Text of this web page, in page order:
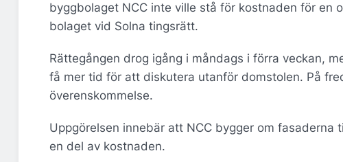
byggbolaget NCC inte ville stå för kostnaden för en
bolaget vid Solna tingsrätt.
Rättegången drog igång i måndags i förra veckan,
få mer tid för att diskutera utanför domstolen. På
överenskommelse.
Uppgörelsen innebär att NCC bygger om
en del av kostnaden.